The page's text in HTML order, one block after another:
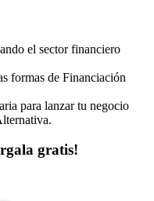
el sector financiero
formas de Financiación
para lanzar tu negocio
gratis!